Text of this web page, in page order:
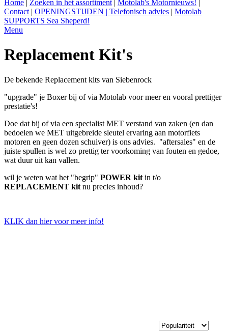
Home | Zoeken in het assortiment | Motolab's Motornieuws! |
Contact | OPENINGSTIJDEN | Telefonisch advies | Motolab
SUPPORTS Sea Sheperd!
Menu
Replacement Kit's
De bekende Replacement kits van Siebenrock
"upgrade" je Boxer bij of via Motolab voor meer en vooral prettiger
prestatie's!
Doe dat bij of via een specialist MET verstand van zaken (en dan
bedoelen we MET uitgebreide sleutel ervaring aan motorfiets
motoren en geen dozen schuiver) is ons advies. "aftersales" en de
juiste spullen is wel zo prettig ter voorkoming van fouten en gedoe,
wat duur uit kan vallen.
wil je weten wat het "begrip" POWER kit in t/o
REPLACEMENT kit nu precies inhoud?
KLIK dan hier voor meer info!